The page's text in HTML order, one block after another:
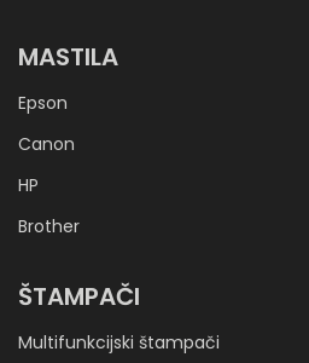
MASTILA
Epson
Canon
HP
Brother
ŠTAMPAČI
Multifunkcijski štampači